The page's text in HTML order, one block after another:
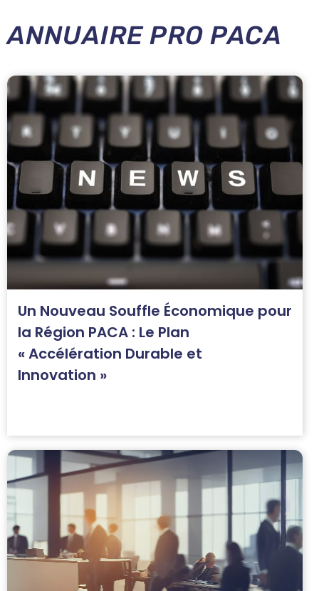
ANNUAIRE PRO PACA
Un Nouveau Souffle Économique pour
la Région PACA : Le Plan
« Accélération Durable et
Innovation »